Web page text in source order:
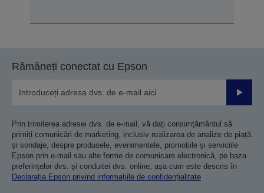
Rămâneți conectat cu Epson
Prin trimiterea adresei dvs. de e-mail, vă dați consimțământul să
primiți comunicări de marketing, inclusiv realizarea de analize de piață
și sondaje, despre produsele, evenimentele, promoțiile și serviciile
Epson prin e-mail sau alte forme de comunicare electronică, pe baza
preferințelor dvs. și conduitei dvs. online, așa cum este descris în
Declarația Epson privind informațiile de confidențialitate